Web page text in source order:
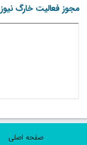
مجوز فعالیت خارگ نیوز
صفحه اصلی